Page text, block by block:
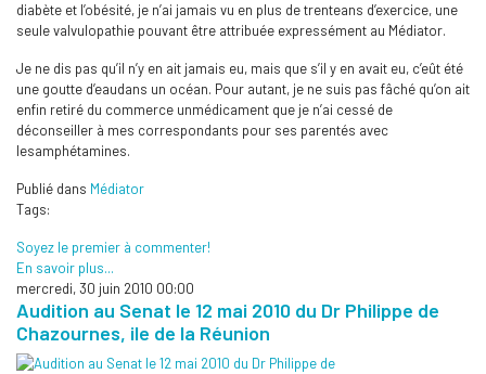
diabète et l’obésité, je n’ai jamais vu en plus de trenteans d’exercice, une
seule valvulopathie pouvant être attribuée expressément au Médiator.
Je ne dis pas qu’il n’y en ait jamais eu, mais que s’il y en avait eu, c’eût été
une goutte d’eaudans un océan. Pour autant, je ne suis pas fâché qu’on ait
enfin retiré du commerce unmédicament que je n’ai cessé de
déconseiller à mes correspondants pour ses parentés avec
lesamphétamines.
Publié dans Médiator
Tags:
Soyez le premier à commenter!
En savoir plus...
mercredi, 30 juin 2010 00:00
Audition au Senat le 12 mai 2010 du Dr Philippe de
Chazournes, ile de la Réunion